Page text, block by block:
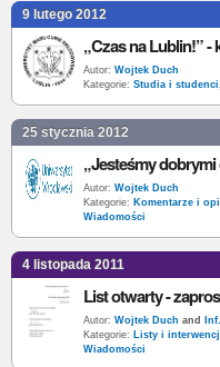
9 lutego 2012
Autor: Wojtek Duch
Kategorie: Studia i studenci,
25 stycznia 2012
Autor: Wojtek Duch
Kategorie: Komentarze i
Wiadomości
4 listopada 2011
Autor: Wojtek Duch and
Kategorie: Listy i
Wiadomości